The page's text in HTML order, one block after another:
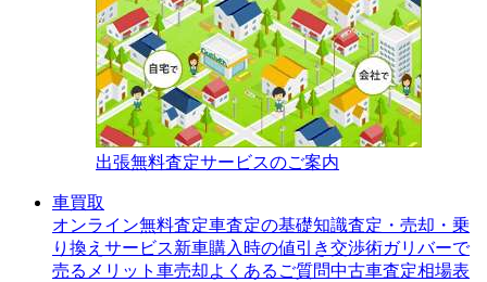
出張無料査定サービスのご案内
車買取
オンライン無料査定車査定の基礎知識査定・売却・乗
り換えサービス新車購入時の値引き交渉術ガリバーで
売るメリット 車売却よくあるご質問中古車査定相場表